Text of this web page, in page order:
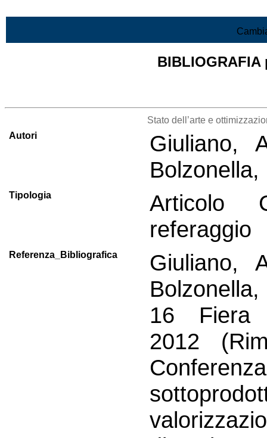
Stato dell’arte e
Autori
Giuliano,
Tipologia
Articolo
referaggio
Referenza_Bibliografica
Giuliano,
16 Fiera
2012